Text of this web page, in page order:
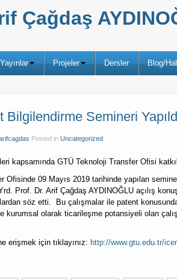
Çağdaş
Yayınlar Projeler Dersler Blog/
Bilgilendirme Semineri
Posted in Uncategorized
kapsamında GTÜ Teknoloji Transfer Ofisi
Ofisinde 09 Mayıs 2019 tarihinde yapılan
Prof. Dr. Arif Çağdaş AYDINOĞLU açılış
söz etti. Bu çalışmalar ile patent
kurumsal olarak ticarileşme potansiyeli olan
erişmek için tıklayınız: http://www.gtu.edu.tr/